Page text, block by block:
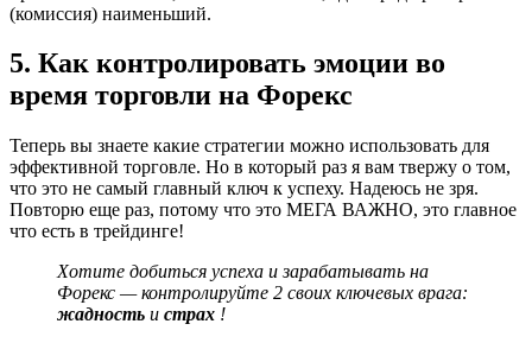
(комиссия) наименьший.
5. Как контролировать эмоции во
время торговли на Форекс
Теперь вы знаете какие стратегии можно использовать для
эффективной торговле. Но в который раз я вам твержу о том,
что это не самый главный ключ к успеху. Надеюсь не зря.
Повторю еще раз, потому что это МЕГА ВАЖНО, это главное
что есть в трейдинге!
Хотите добиться успеха и зарабатывать на
Форекс — контролируйте 2 своих ключевых врага:
жадность и страх !